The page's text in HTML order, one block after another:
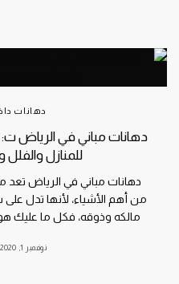
دهانات
للمنازل
دهانات مباني في الرياض تعد
من أهم الأشياء، لأنها تدل
مالكه وذوقه، فكل ما عليك هو
نوفمبر 1, 2020